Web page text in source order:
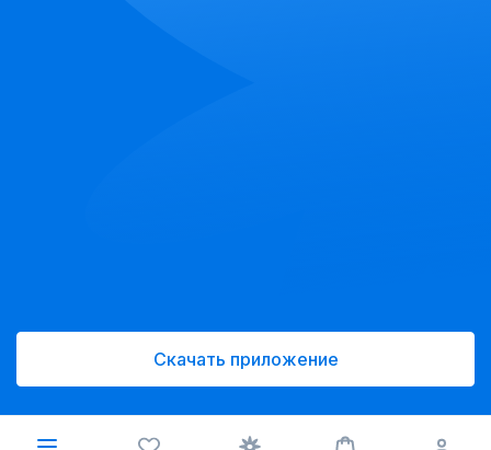
Скачать приложение